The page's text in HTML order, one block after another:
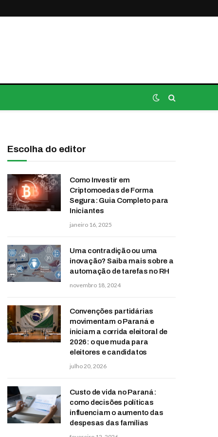
Escolha do editor
Como Investir em
Criptomoedas de Forma
Segura: Guia Completo para
Iniciantes
janeiro 16, 2025
Uma contradição ou uma
inovação? Saiba mais sobre a
automação de tarefas no RH
novembro 18, 2024
Convenções partidárias
movimentam o Paraná e
iniciam a corrida eleitoral de
2026: o que muda para
eleitores e candidatos
julho 20, 2026
Custo de vida no Paraná:
como decisões políticas
influenciam o aumento das
despesas das famílias